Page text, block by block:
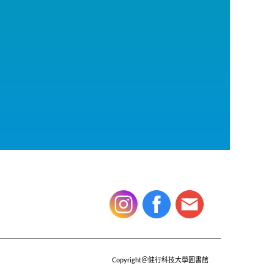
Copyright＠健行科技大學圖書館